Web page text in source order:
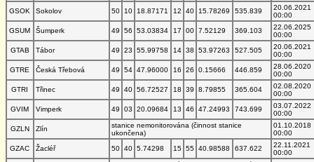
GSOK
Sokolov 50 10 18.87171 12 40 15.78269 535.839
20.06.2021
00:00
GSUM
Šumperk 49 56 53.03834 17 00 7.52129 369.103
22.06.2025
00:00
GTAB
Tábor 49 23 55.99758 14 38 53.97263 527.505
20.06.2021
00:00
GTRE
Česká Třebová 49 54 47.96000 16 26 0.15666 446.859
28.06.2020
00:00
GTRI
Třinec 49 40 56.72527 18 39 8.79855 365.604
02.08.2020
00:00
GVIM
Vimperk 49 03 20.09684 13 46 47.24993 743.699
03.07.2022
00:00
GZLN
Zlín
stanice nemonitorována (činnost stanice
ukončena)
01.10.2018
00:00
GZAC
Žacléř 50 40 5.74298 15 55 40.98588 637.622
22.11.2021
00:00